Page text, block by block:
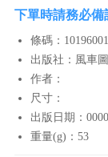
下單時請務必備
條碼：
出版社：風車
作者：
尺寸：
出版日期：
重量(g)：53